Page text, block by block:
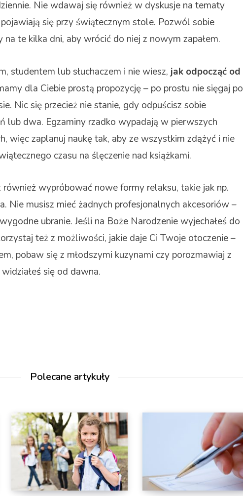
Nie wdawaj się również w dyskusje na tematy
się przy świątecznym stole. Pozwól sobie
na te kilka dni, aby wrócić do niej z nowym zapałem.
studentem lub słuchaczem i nie wiesz, jak odpocząć od
dla Ciebie prostą propozycję – po prostu nie sięgaj po
Nic się przecież nie stanie, gdy odpuścisz sobie
lub dwa. Egzaminy rzadko wypadają w pierwszych
więc zaplanuj naukę tak, aby ze wszystkim zdążyć i nie
czasu na ślęczenie nad książkami.
wypróbować nowe formy relaksu, takie jak np.
Nie musisz mieć żadnych profesjonalnych akcesoriów –
ubranie. Jeśli na Boże Narodzenie wyjechałeś do
też z możliwości, jakie daje Ci Twoje otoczenie –
pobaw się z młodszymi kuzynami czy porozmawiaj z
się od dawna.
Polecane artykuły